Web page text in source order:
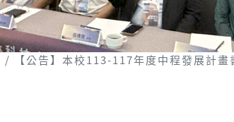
【公告】本校113-117年度中程發展計